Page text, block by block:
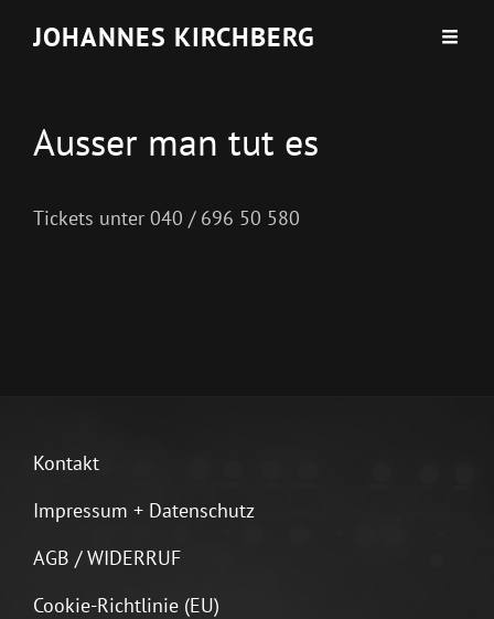
JOHANNES KIRCHBERG
Ausser man tut es
Tickets unter 040 / 696 50 580
Kontakt
Impressum + Datenschutz
AGB / WIDERRUF
Cookie-Richtlinie (EU)